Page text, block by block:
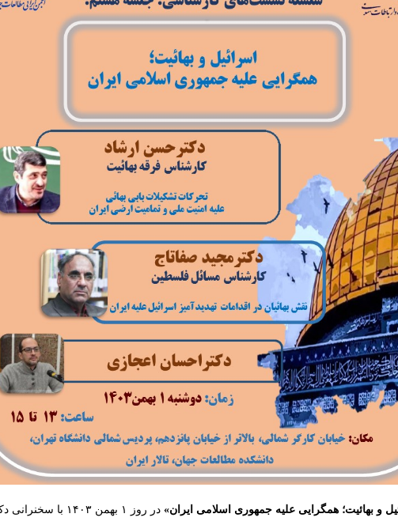
و بهائیت؛ همگرایی علیه جمهوری اسلامی ایران» در روز ۱ بهمن ۱۴۰۳ با سخنرانی